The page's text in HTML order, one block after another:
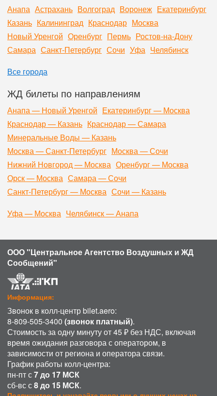
Анапа Астрахань Волгоград Воронеж Екатеринбург
Казань Калининград Краснодар Москва
Новый Уренгой Оренбург Пермь Ростов-на-Дону
Самара Санкт-Петербург Сочи Уфа Челябинск
Все города
ЖД билеты по направлениям
Анапа — Новый Уренгой Екатеринбург — Москва
Краснодар — Казань Краснодар — Самара
Минеральные Воды — Казань
Москва — Санкт-Петербург Москва — Сочи
Нижний Новгород — Москва Оренбург — Москва
Орск — Москва Самара — Сочи
Санкт-Петербург — Москва Сочи — Казань
Уфа — Москва Челябинск — Анапа
ООО "Центральное Агентство Воздушных и ЖД
Сообщений"
Информация:
Звонок в колл-центр bilet.aero:
8-809-505-3400 (звонок платный).
Стоимость за одну минуту от 45 ₽ без НДС, включая
время ожидания разговора с оператором, в
зависимости от региона и оператора связи.
График работы колл-центра:
пн-пт с7 до 17 МСК
сб-вс с8 до 15 МСК.